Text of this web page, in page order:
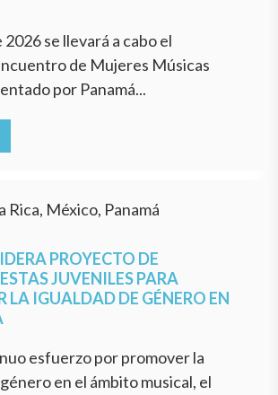
2026 se llevará a cabo el
de Mujeres Músicas
por Panamá...
Rica, México, Panamá
PROYECTO DE
JUVENILES PARA
LA IGUALDAD DE GÉNERO EN
esfuerzo por promover la
en el ámbito musical, el